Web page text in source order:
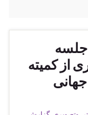
از کمیته